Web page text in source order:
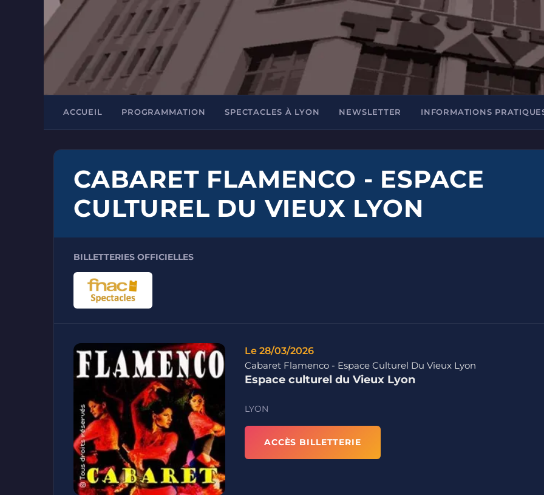
ACCUEIL PROGRAMMATION SPECTACLES À LYON NEWSLETTER INFORMATIONS
CABARET FLAMENCO - ESPACE
CULTUREL DU VIEUX LYON
BILLETTERIES OFFICIELLES
Le 28/03/2026
Cabaret Flamenco - Espace Culturel Du Vieux Lyon
Espace culturel du Vieux Lyon
LYON
ACCÈS BILLETTERIE